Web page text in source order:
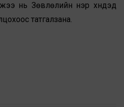
нь Зөвлөлийн нэр хүндэд
татгалзана.